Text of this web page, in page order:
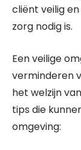
cliënt veilig
zorg nodig is.
Een veilige
verminderen
het welzijn
tips die
omgeving: